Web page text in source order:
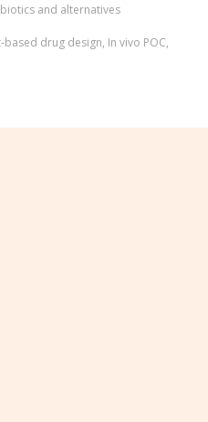
and alternatives
based drug design, In vivo POC,